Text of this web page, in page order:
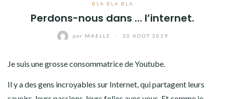
BLA BLA BLA
Perdons-nous dans … l’internet.
par MAELLE 20 AOÛT 2019
Je suis une grosse consommatrice de Youtube.
Il y a des gens incroyables sur Internet, qui partagent leurs
A PROPOS